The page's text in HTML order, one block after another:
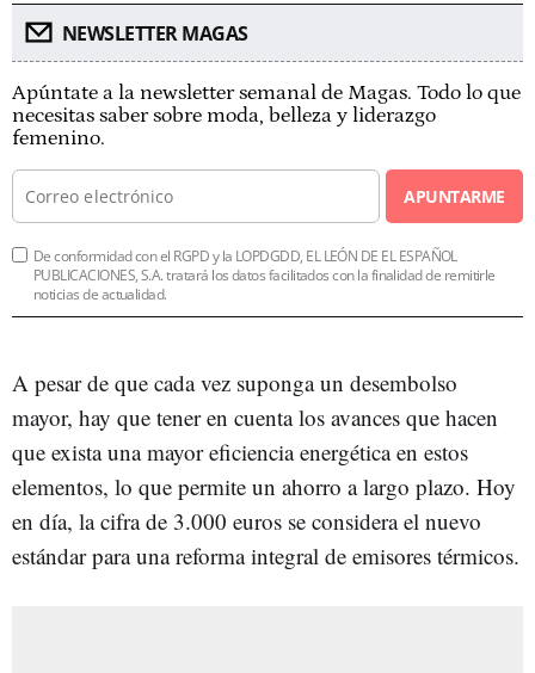
NEWSLETTER MAGAS
Apúntate a la newsletter semanal de Magas. Todo lo que
necesitas saber sobre moda, belleza y liderazgo
femenino.
APUNTARME
De conformidad con el RGPD y la LOPDGDD, EL LEÓN DE EL ESPAÑOL
PUBLICACIONES, S.A. tratará los datos facilitados con la finalidad de remitirle
noticias de actualidad.
A pesar de que cada vez suponga un desembolso
mayor, hay que tener en cuenta los avances que hacen
que exista una mayor eficiencia energética en estos
elementos, lo que permite un ahorro a largo plazo. Hoy
en día, la cifra de 3.000 euros se considera el nuevo
estándar para una reforma integral de emisores térmicos.